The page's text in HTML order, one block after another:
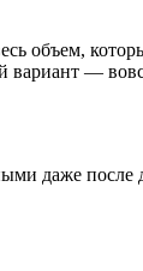
объем,
—
даже